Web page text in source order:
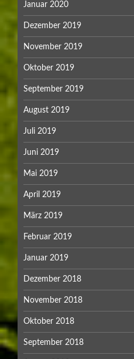
Januar 2020
Dezember 2019
November 2019
Oktober 2019
September 2019
August 2019
Juli 2019
Juni 2019
Mai 2019
April 2019
März 2019
Februar 2019
Januar 2019
Dezember 2018
November 2018
Oktober 2018
September 2018